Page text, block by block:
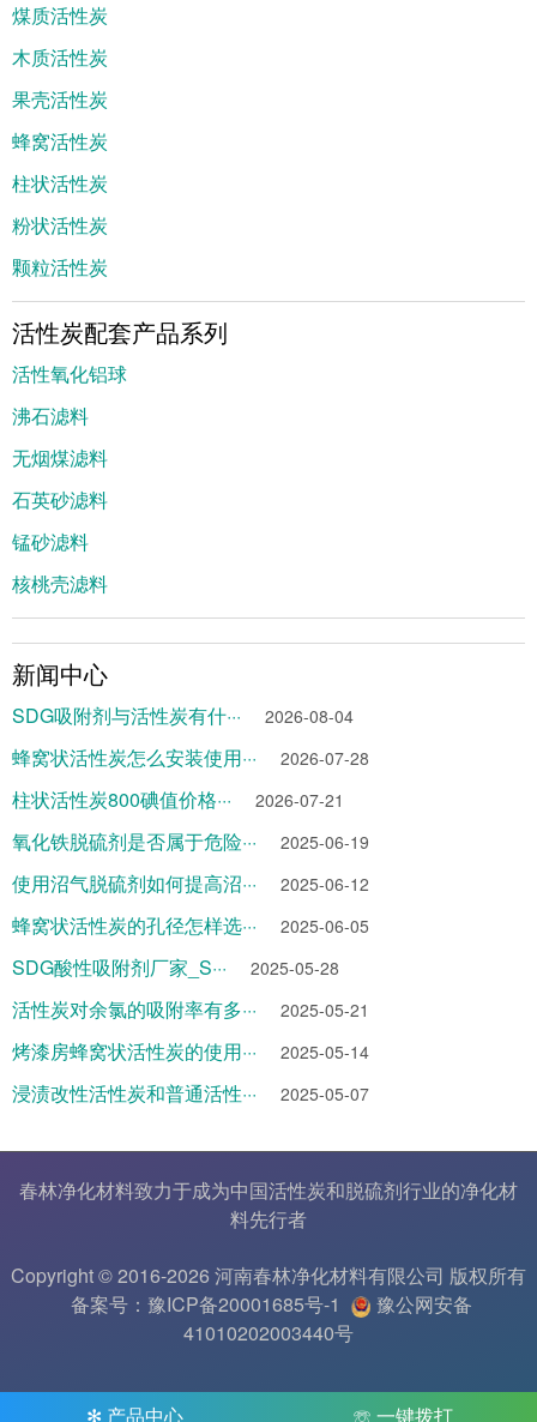
煤质活性炭
木质活性炭
果壳活性炭
蜂窝活性炭
柱状活性炭
粉状活性炭
颗粒活性炭
活性炭配套产品系列
活性氧化铝球
沸石滤料
无烟煤滤料
石英砂滤料
锰砂滤料
核桃壳滤料
新闻中心
SDG吸附剂与活性炭有什··· 2026-08-04
蜂窝状活性炭怎么安装使用··· 2026-07-28
柱状活性炭800碘值价格··· 2026-07-21
氧化铁脱硫剂是否属于危险··· 2025-06-19
使用沼气脱硫剂如何提高沼··· 2025-06-12
蜂窝状活性炭的孔径怎样选··· 2025-06-05
SDG酸性吸附剂厂家_S··· 2025-05-28
活性炭对余氯的吸附率有多··· 2025-05-21
烤漆房蜂窝状活性炭的使用··· 2025-05-14
浸渍改性活性炭和普通活性··· 2025-05-07
春林净化材料致力于成为中国活性炭和脱硫剂行业的净化材
料先行者
Copyright © 2016-2026 河南春林净化材料有限公司 版权所有
备案号：豫ICP备20001685号-1
豫公网安备
41010202003440号
✻ 产品中心 ☏ 一键拨打